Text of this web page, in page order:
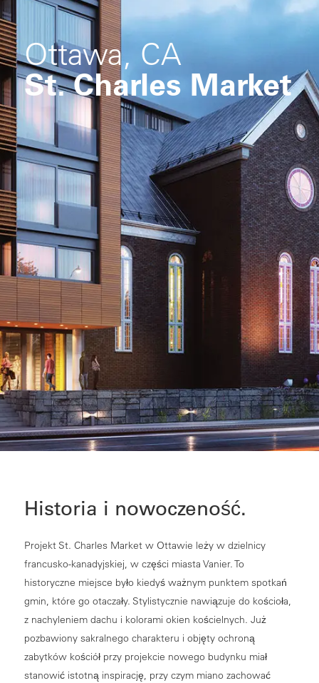
Ottawa, CA
St. Charles Market
Historia i nowoczeność.
Projekt St. Charles Market w Ottawie leży w dzielnicy
francusko-kanadyjskiej, w części miasta Vanier. To
historyczne miejsce było kiedyś ważnym punktem spotkań
gmin, które go otaczały. Stylistycznie nawiązuje do kościoła,
z nachyleniem dachu i kolorami okien kościelnych. Już
pozbawiony sakralnego charakteru i objęty ochroną
zabytków kościół przy projekcie nowego budynku miał
stanowić istotną inspirację, przy czym miano zachować